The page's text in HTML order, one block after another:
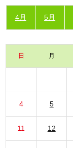
4月 5月
日 月
4 5
11 12